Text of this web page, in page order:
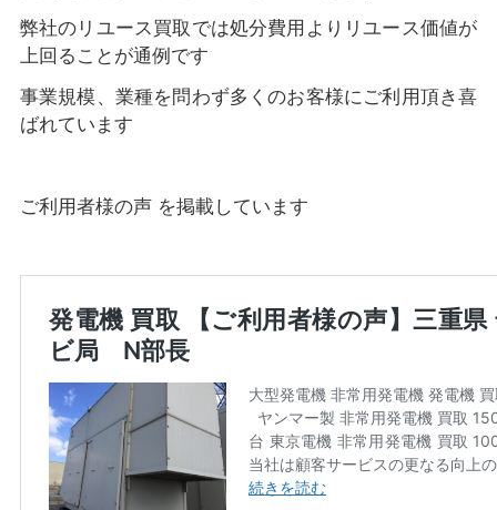
弊社のリユース買取では処分費用よりリユース価値が
上回ることが通例です
事業規模、業種を問わず多くのお客様にご利用頂き喜
ばれています
ご利用者様の声 を掲載しています